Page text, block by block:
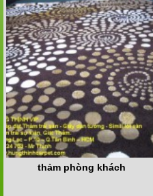
thảm phòng khách